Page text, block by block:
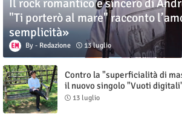
Il rock romantico e sincero di
"Ti porterò al mare" racconto
semplicità»
Redazione 13 luglio
Contro la "superficialità di
il nuovo singolo "Vuoti
13 luglio